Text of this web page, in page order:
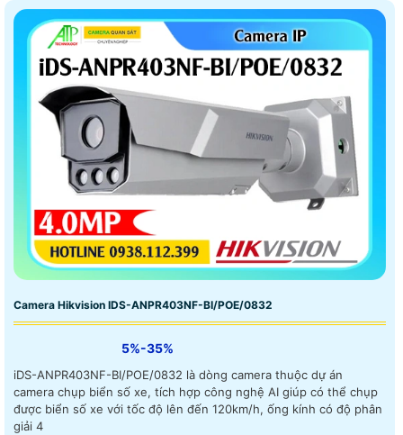
Camera Hikvision IDS-ANPR403NF-BI/POE/0832
5%-35%
iDS-ANPR403NF-BI/POE/0832 là dòng camera thuộc dự án
camera chụp biển số xe, tích hợp công nghệ AI giúp có thể chụp
được biển số xe với tốc độ lên đến 120km/h, ống kính có độ phân
giải 4